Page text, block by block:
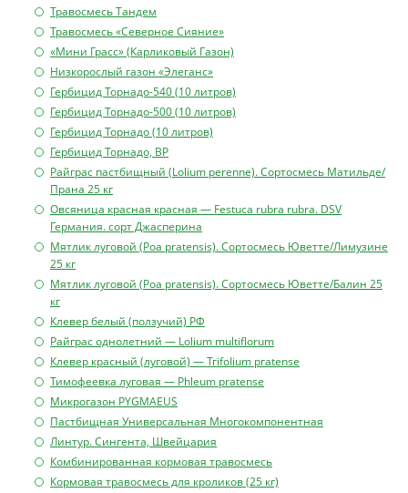
Травосмесь Тандем
Травосмесь «Северное Сияние»
«Мини Грасс» (Карликовый Газон)
Низкорослый газон «Элеганс»
Гербицид Торнадо-540 (10 литров)
Гербицид Торнадо-500 (10 литров)
Гербицид Торнадо (10 литров)
Гербицид Торнадо, ВР
Райграс пастбищный (Lolium perenne). Сортосмесь Матильде/
Прана 25 кг
Овсяница красная красная — Festuca rubra rubra. DSV
Германия. сорт Джасперина
Мятлик луговой (Poa pratensis). Сортосмесь Юветте/Лимузине
25 кг
Мятлик луговой (Poa pratensis). Сортосмесь Юветте/Балин 25
кг
Клевер белый (ползучий) РФ
Райграс однолетний — Lolium multiflorum
Клевер красный (луговой) — ТгifоIium ргаtеnsе
Тимофеевка луговая — Phleum pratense
Микрогазон PYGMAEUS
Пастбищная Универсальная Многокомпонентная
Линтур. Сингента, Швейцария
Комбинированная кормовая травосмесь
Кормовая травосмесь для кроликов (25 кг)